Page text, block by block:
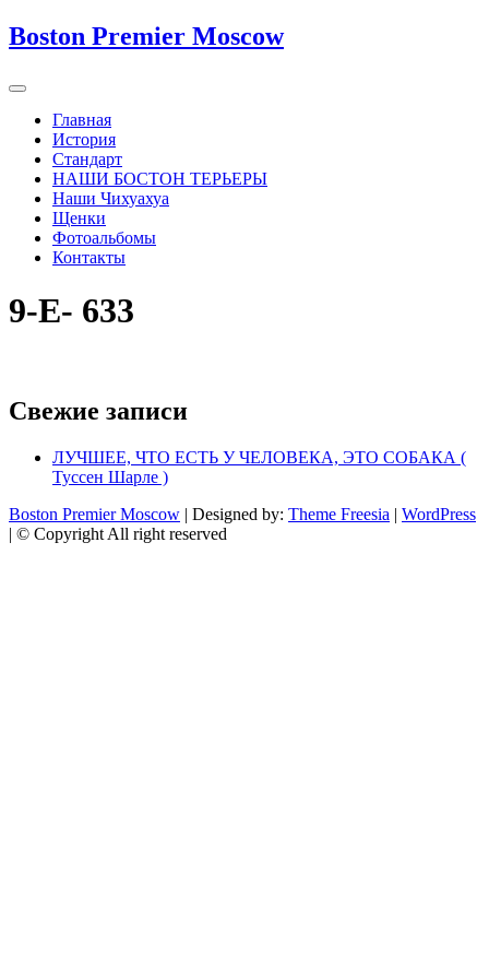
Boston Premier Moscow
Главная
История
Стандарт
НАШИ БОСТОН ТЕРЬЕРЫ
Наши Чихуахуа
Щенки
Фотоальбомы
Контакты
9-Е- 633
Свежие записи
ЛУЧШЕЕ, ЧТО ЕСТЬ У ЧЕЛОВЕКА, ЭТО СОБАКА (
Туссен Шарле )
Boston Premier Moscow | Designed by: Theme Freesia | WordPress
| © Copyright All right reserved